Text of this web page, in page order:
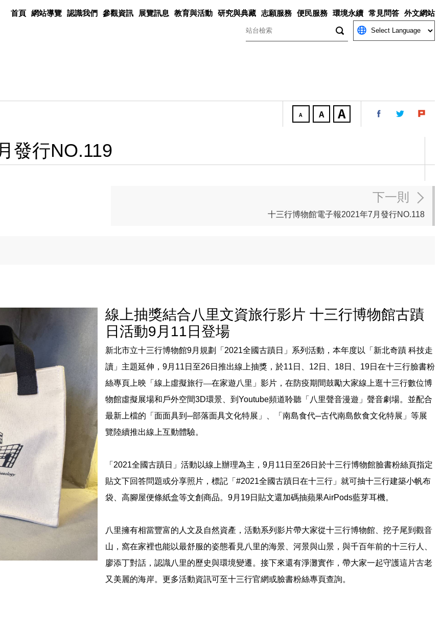
首頁 網站導覽 認識我們 參觀資訊 展覽訊息 教育與活動 研究與典藏 志願服務 便民服務 環境永續 常見問答 外文網站
發行NO.119
下一則
十三行博物館電子報2021年7月發行NO.118
線上抽獎結合八里文資旅行影片 十三行博物館古蹟
日活動9月11日登場
新北市立十三行博物館9月規劃「 2021全國古蹟日」系列活動，本年度以「新北奇蹟 科技走
讀」主題延伸， 9月 11 日至26日推出線上抽獎，於11 日、 12 日、 18日、 19日在十三行臉書粉
絲專頁上映「線上虛擬旅行—在家遊八里」影片，在防疫期間鼓勵大家線上逛十三行數位博
物館虛擬展場和戶外空間3D環景、到 Youtube頻道聆聽「八里聲音漫遊」聲音劇場。並配合
最新上檔的「面面具到─部落面具文化特展」、「南島食代─古代南島飲食文化特展」等展
覽陸續推出線上互動體驗。
「 2021全國古蹟日」活動以線上辦理為主， 9月 11 日至26日於十三行博物館臉書粉絲頁指定
貼文下回答問題或分享照片，標記「 #2021全國古蹟日在十三行」就可抽十三行建築小帆布
袋、高腳屋便條紙盒等文創商品。 9月 19日貼文還加碼抽蘋果AirPods藍芽耳機。
八里擁有相當豐富的人文及自然資產，活動系列影片帶大家從十三行博物館、挖子尾到觀音
山，窩在家裡也能以最舒服的姿態看見八里的海景、河景與山景，與千百年前的十三行人、
廖添丁對話，認識八里的歷史與環境變遷。接下來還有淨灘實作，帶大家一起守護這片古老
又美麗的海岸。更多活動資訊可至十三行官網或臉書粉絲專頁查詢。